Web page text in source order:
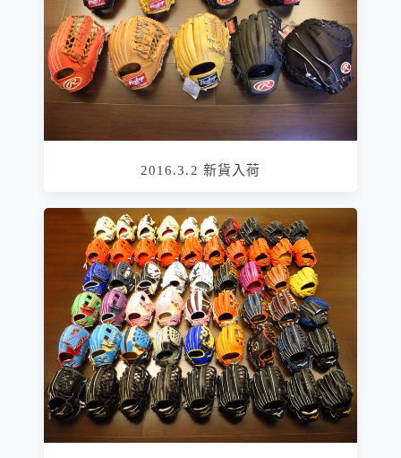
2016.3.2 新貨入荷